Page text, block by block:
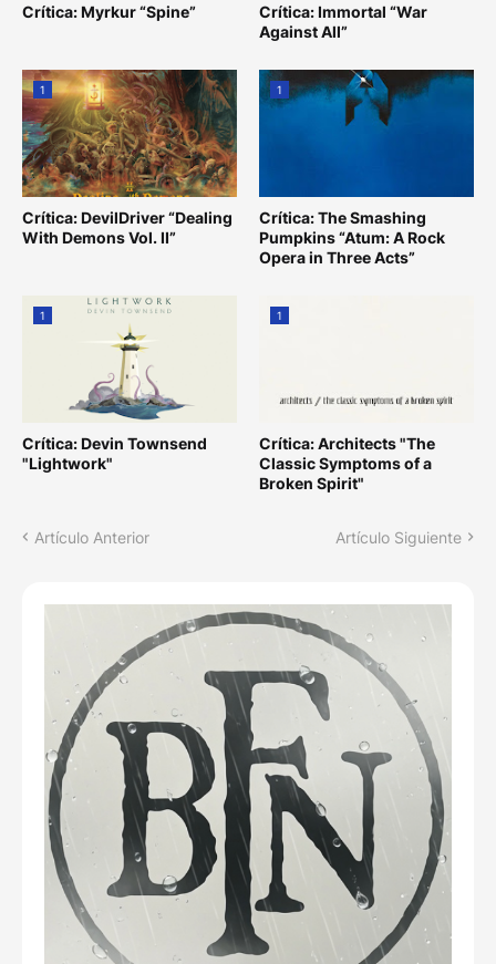
Crítica: Myrkur “Spine”
Crítica: Immortal “War
Against All”
1
Crítica: DevilDriver “Dealing
With Demons Vol. II”
1
Crítica: The Smashing
Pumpkins “Atum: A Rock
Opera in Three Acts”
1
Crítica: Devin Townsend
"Lightwork"
1
Crítica: Architects "The
Classic Symptoms of a
Broken Spirit"
Artículo Anterior Artículo Siguiente